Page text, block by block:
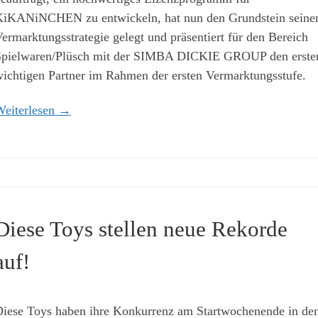
zu entwickeln, hat nun den Grundstein
gelegt und präsentiert für den Bereich
Plüsch mit der SIMBA DICKIE GROUP den
Partner im Rahmen der ersten Vermarktungsstufe.
→
Toys stellen neue Rekorde
Toys haben ihre Konkurrenz am Startwochenende in